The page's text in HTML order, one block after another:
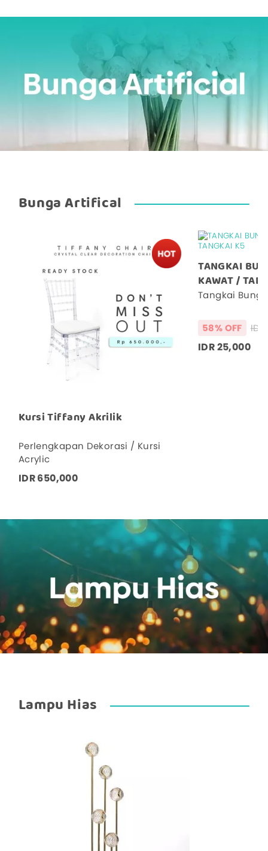
Bunga Artifical
Kursi Tiffany Akrilik
Perlengkapan Dekorasi / Kursi
Acrylic
IDR 650,000
TANGKAI
KAWAT /
Tangkai
58% OFF
IDR 25,000
Lampu Hias